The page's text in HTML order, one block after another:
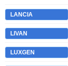
LANCIA
LIVAN
LUXGEN